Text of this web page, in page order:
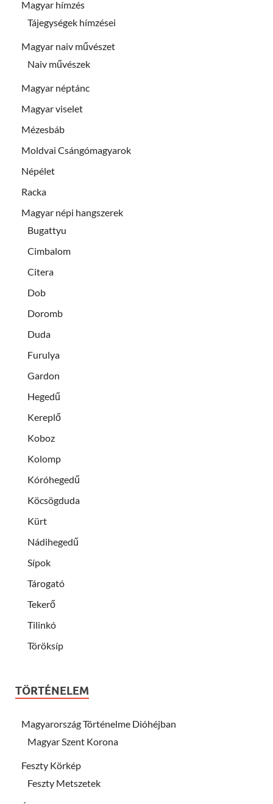
Magyar hímzés
Tájegységek hímzései
Magyar naiv művészet
Naiv művészek
Magyar néptánc
Magyar viselet
Mézesbáb
Moldvai Csángómagyarok
Népélet
Racka
Magyar népi hangszerek
Bugattyu
Cimbalom
Citera
Dob
Doromb
Duda
Furulya
Gardon
Hegedű
Kereplő
Koboz
Kolomp
Kóróhegedű
Köcsögduda
Kürt
Nádihegedű
Sípok
Tárogató
Tekerő
Tilinkó
Töröksíp
TÖRTÉNELEM
Magyarország Történelme Dióhéjban
Magyar Szent Korona
Feszty Körkép
Feszty Metszetek